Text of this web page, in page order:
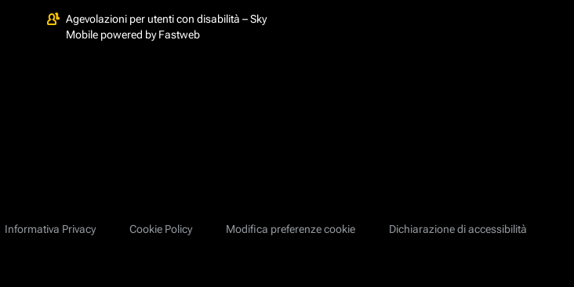
Agevolazioni per utenti con disabilità – Sky
Mobile powered by Fastweb
Informativa Privacy
Cookie Policy Modifica preferenze cookie Dichiarazione di accessibilità